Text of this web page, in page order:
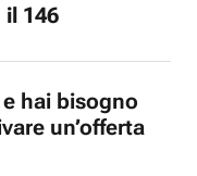
146
hai bisogno
un’offerta